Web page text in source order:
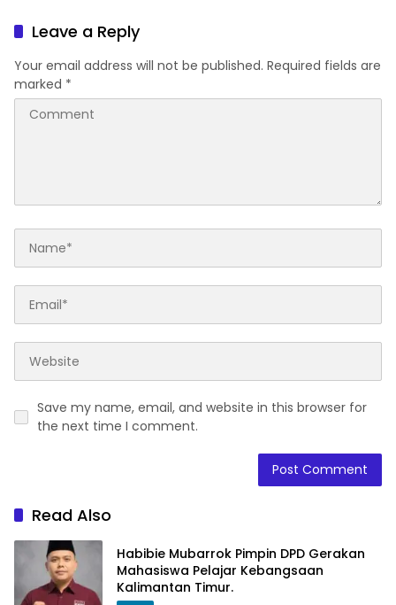
Leave a Reply
Your email address will not be published. Required fields are
marked *
Save my name, email, and website in this browser for
the next time I comment.
Read Also
Habibie Mubarrok Pimpin DPD Gerakan
Mahasiswa Pelajar Kebangsaan
Kalimantan Timur.